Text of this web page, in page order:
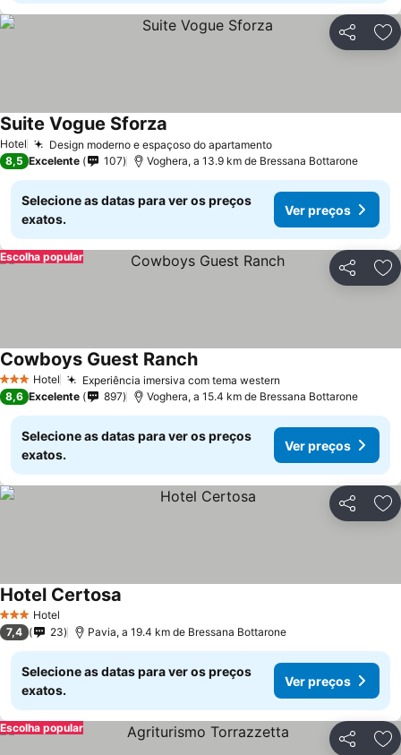
Partilhar
Hotel Design moderno e espaçoso do apartamento
Suite Vogue Sforza
8,5 Excelente 107 Voghera, a 13.9 km de Bressana Bottarone
Selecione as datas para ver os preços
exatos.
Ver preços
Partilhar
Escolha popular
3 EstrelasHotel Experiência imersiva com tema western
Cowboys Guest Ranch
8,6 Excelente 897 Voghera, a 15.4 km de Bressana Bottarone
Selecione as datas para ver os preços
exatos.
Ver preços
Partilhar
3 EstrelasHotel
Hotel Certosa
7,4 23 Pavia, a 19.4 km de Bressana Bottarone
Selecione as datas para ver os preços
exatos.
Ver preços
Partilhar
Escolha popular